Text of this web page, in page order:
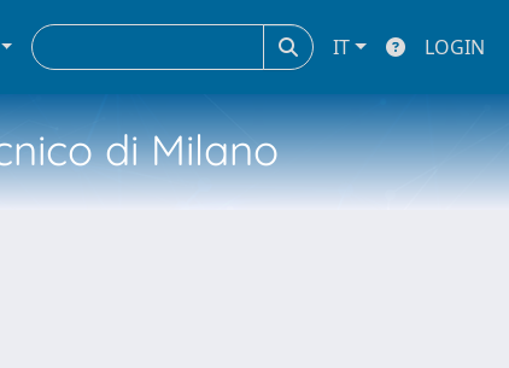
IT LOGIN
di Milano